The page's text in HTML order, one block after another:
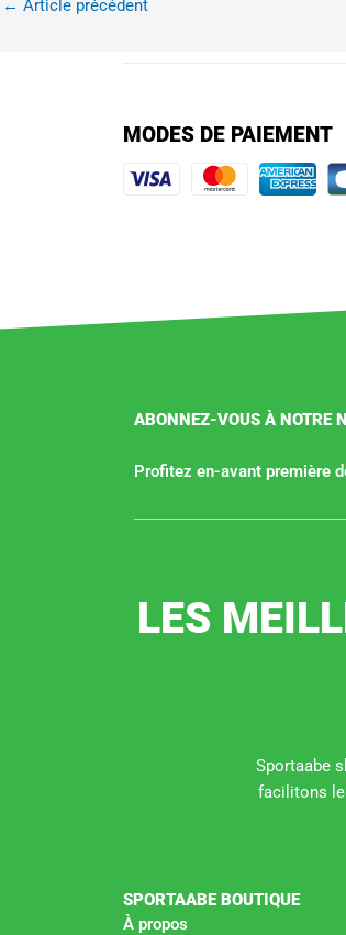
← Article précédent
MODES DE PAIEMENT
ABONNEZ-VOUS À NOTRE
Profitez en-avant première
LES
Sportaabe
facilitons le
SPORTAABE BOUTIQUE
À propos